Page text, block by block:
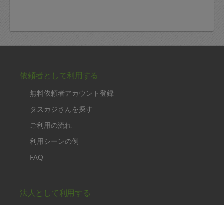
依頼者として利用する
無料依頼者アカウント登録
タスカジさんを探す
ご利用の流れ
利用シーンの例
FAQ
法人として利用する